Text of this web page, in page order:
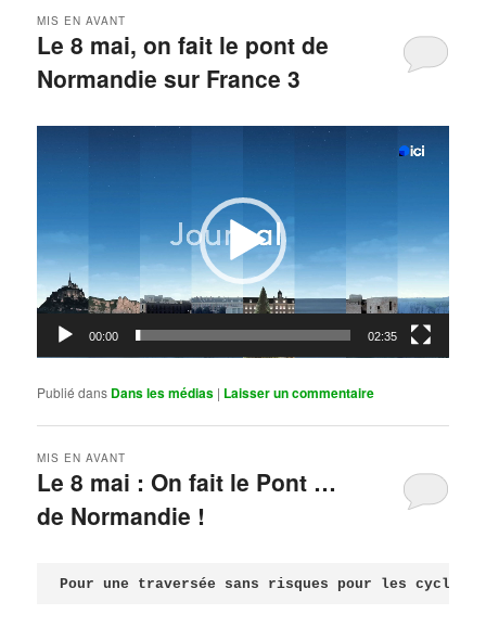
Le 8 mai, on fait le pont de
Normandie sur France 3
MIS EN AVANT
00:00 02:35
Publié dans Dans les médias | Laisser un commentaire
Le 8 mai : On fait le Pont …
de Normandie !
MIS EN AVANT
Pour une traversée sans risques pour les